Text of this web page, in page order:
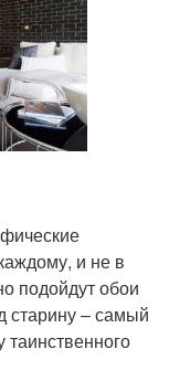
и не в
подойдут обои
старину – самый
таинственного